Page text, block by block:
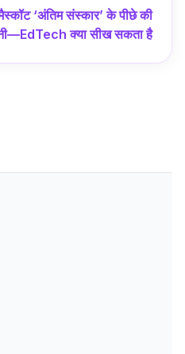
‘अंतिम संस्कार’ के पीछे की
क्या सीख सकता है